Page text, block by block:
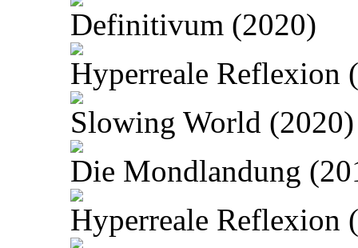
Definitivum (2020)
Hyperreale Reflexion
Slowing World (2020)
Die Mondlandung
Hyperreale Reflexion